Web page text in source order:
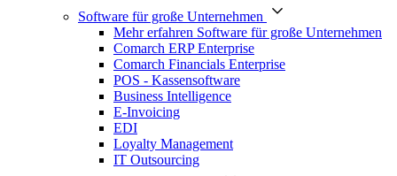
Software für große Unternehmen
Mehr erfahren Software für große Unternehmen
Comarch ERP Enterprise
Comarch Financials Enterprise
POS - Kassensoftware
Business Intelligence
E-Invoicing
EDI
Loyalty Management
IT Outsourcing